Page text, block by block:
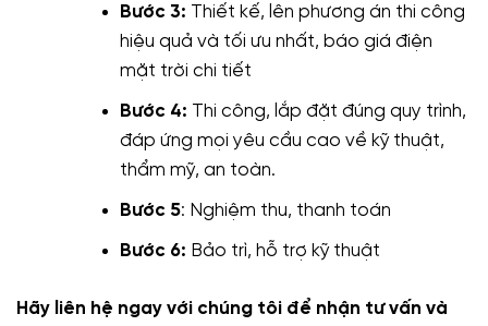
Bước 3: Thiết kế, lên phương án thi công
hiệu quả và tối ưu nhất, báo giá điện
mặt trời chi tiết
Bước 4: Thi công, lắp đặt đúng quy trình,
đáp ứng mọi yêu cầu cao về kỹ thuật,
thẩm mỹ, an toàn.
Bước 5: Nghiệm thu, thanh toán
Bước 6: Bảo trì, hỗ trợ kỹ thuật
Hãy liên hệ ngay với chúng tôi để nhận tư vấn và